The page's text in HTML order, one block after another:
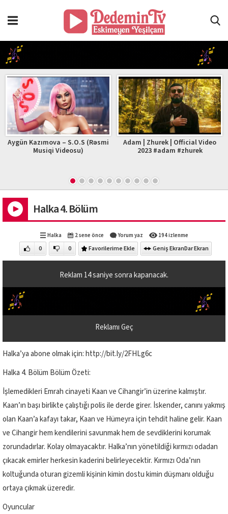
Aygün Kazımova – S.O.S (Rəsmi
Musiqi Videosu)
Adam | Zhurek | Official Video
2023 #adam #zhurek
Halka 4. Bölüm
Halka 2 sene önce Yorum yaz 194 izlenme
0 0 Favorilerime Ekle Geniş EkranDar Ekran
Reklam 13saniye sonra kapanacak.
Reklamı Geç
Halka’ya abone olmak için: http://bit.ly/2FHLg6c
Halka 4. Bölüm Bölüm Özeti:
İşlemedikleri Emrah cinayeti Kaan ve Cihangir’in üzerine kalmıştır.
Kaan’ın başı birlikte çalıştığı polis ile derde girer. İskender, canını yakmış
olan Kaan’a kafayı takar, Kaan ve Hümeyra için tehdit haline gelir. Kaan
ve Cihangir hem kendilerini savunmak hem de sevdiklerini korumak
zorundadırlar. Kolay olmayacaktır. Halka’nın yönetildiği kırmızı odadan
çıkacak emirler herkesin kaderini belirleyecektir. Kırmızı Oda’nın
koltuğunda oturan gizemli kişinin kimin dostu kimin düşmanı olduğu
ortaya çıkmak üzeredir.
Oyuncular